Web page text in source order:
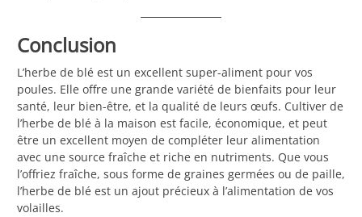
Conclusion
L’herbe de blé est un excellent super-aliment pour vos
poules. Elle offre une grande variété de bienfaits pour leur
santé, leur bien-être, et la qualité de leurs œufs. Cultiver de
l’herbe de blé à la maison est facile, économique, et peut
être un excellent moyen de compléter leur alimentation
avec une source fraîche et riche en nutriments. Que vous
l’offriez fraîche, sous forme de graines germées ou de paille,
l’herbe de blé est un ajout précieux à l’alimentation de vos
volailles.